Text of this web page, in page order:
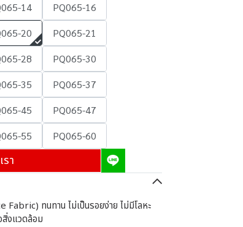
14
PQ065-16
20
PQ065-21
28
PQ065-30
35
PQ065-37
45
PQ065-47
55 PQ065-60
า
ทนทาน ไม่เป็นรอยง่าย ไม่มีโลหะ
สิ่งแวดล้อม